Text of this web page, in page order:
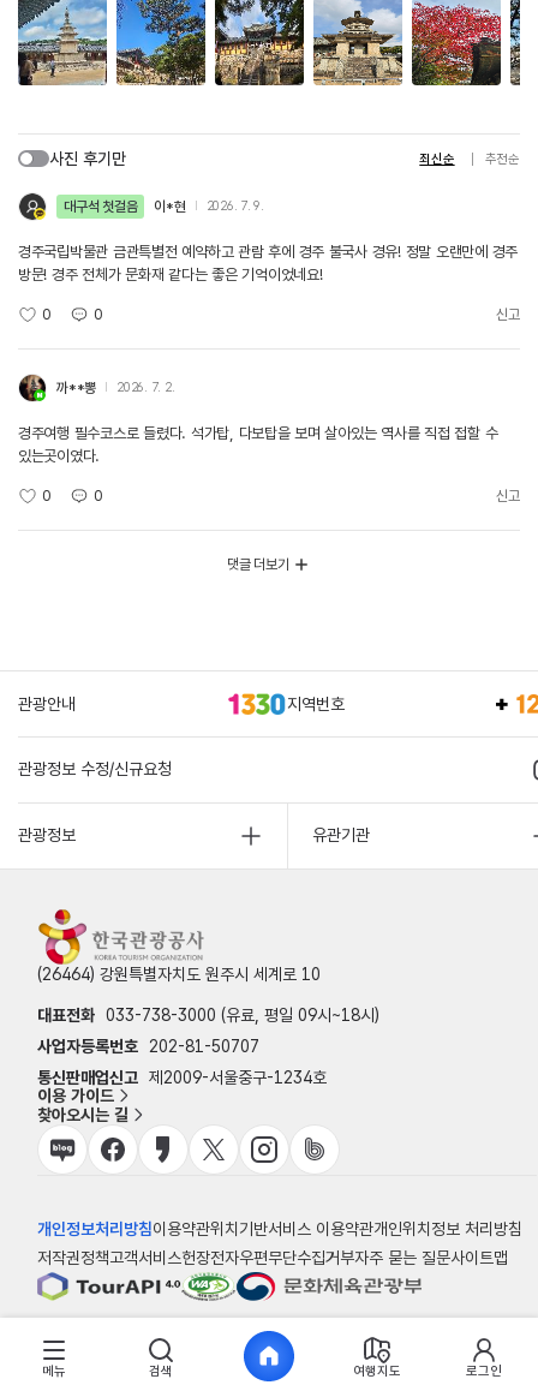
사진 후기만 최신순 추천순
대구석 첫걸음 이*현 2026. 7. 9.
경주국립박물관 금관특별전 예약하고 관람 후에 경주 불국사 경유! 정말 오랜만에 경주
방문! 경주 전체가 문화재 같다는 좋은 기억이었네요!
0 0 신고
까**뽕 2026. 7. 2.
경주여행 필수코스로 들렸다. 석가탑, 다보탑을 보며 살아있는 역사를 직접 접할 수
있는곳이였다.
0 0 신고
댓글 더보기
관광안내 지역번호
관광정보 수정/신규요청
관광정보 유관기관
(26464) 강원특별자치도 원주시 세계로 10
대표전화 033-738-3000 (유료, 평일 09시~18시)
사업자등록번호
202-81-50707
통신판매업신고 제2009-서울중구-1234호
이용 가이드
찾아오시는 길
개인정보처리방침이용약관위치기반서비스 이용약관개인위치정보 처리방침
저작권정책고객서비스헌장전자우편무단수집거부자주 묻는 질문사이트맵
© 한국관광공사
메뉴 검색 여행지도 로그인